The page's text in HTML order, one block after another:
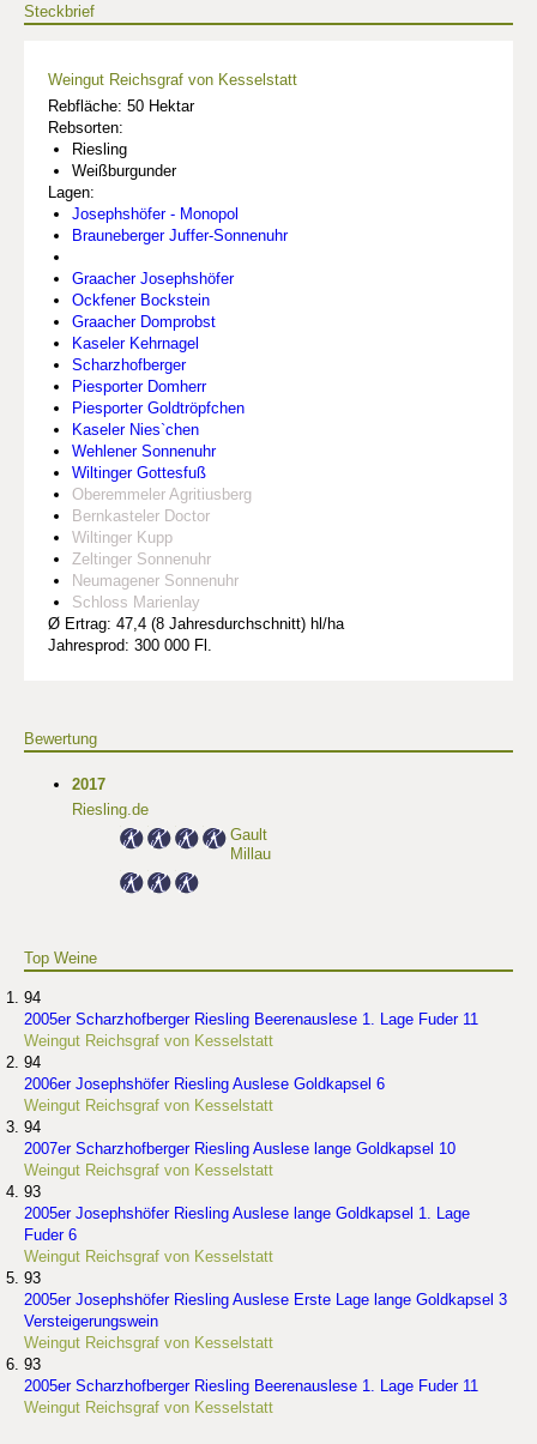
Steckbrief
Weingut Reichsgraf von Kesselstatt
Rebfläche: 50 Hektar
Rebsorten:
Riesling
Weißburgunder
Lagen:
Josephshöfer - Monopol
Brauneberger Juffer-Sonnenuhr
Graacher Josephshöfer
Ockfener Bockstein
Graacher Domprobst
Kaseler Kehrnagel
Scharzhofberger
Piesporter Domherr
Piesporter Goldtröpfchen
Kaseler Nies`chen
Wehlener Sonnenuhr
Wiltinger Gottesfuß
Oberemmeler Agritiusberg
Bernkasteler Doctor
Wiltinger Kupp
Zeltinger Sonnenuhr
Neumagener Sonnenuhr
Schloss Marienlay
Ø Ertrag: 47,4 (8 Jahresdurchschnitt) hl/ha
Jahresprod: 300 000 Fl.
Bewertung
2017
Riesling.de
Gault
Millau
Top Weine
94
2005er Scharzhofberger Riesling Beerenauslese 1. Lage Fuder 11
Weingut Reichsgraf von Kesselstatt
94
2006er Josephshöfer Riesling Auslese Goldkapsel 6
Weingut Reichsgraf von Kesselstatt
94
2007er Scharzhofberger Riesling Auslese lange Goldkapsel 10
Weingut Reichsgraf von Kesselstatt
93
2005er Josephshöfer Riesling Auslese lange Goldkapsel 1. Lage
Fuder 6
Weingut Reichsgraf von Kesselstatt
93
2005er Josephshöfer Riesling Auslese Erste Lage lange Goldkapsel 3
Versteigerungswein
Weingut Reichsgraf von Kesselstatt
93
2005er Scharzhofberger Riesling Beerenauslese 1. Lage Fuder 11
Weingut Reichsgraf von Kesselstatt